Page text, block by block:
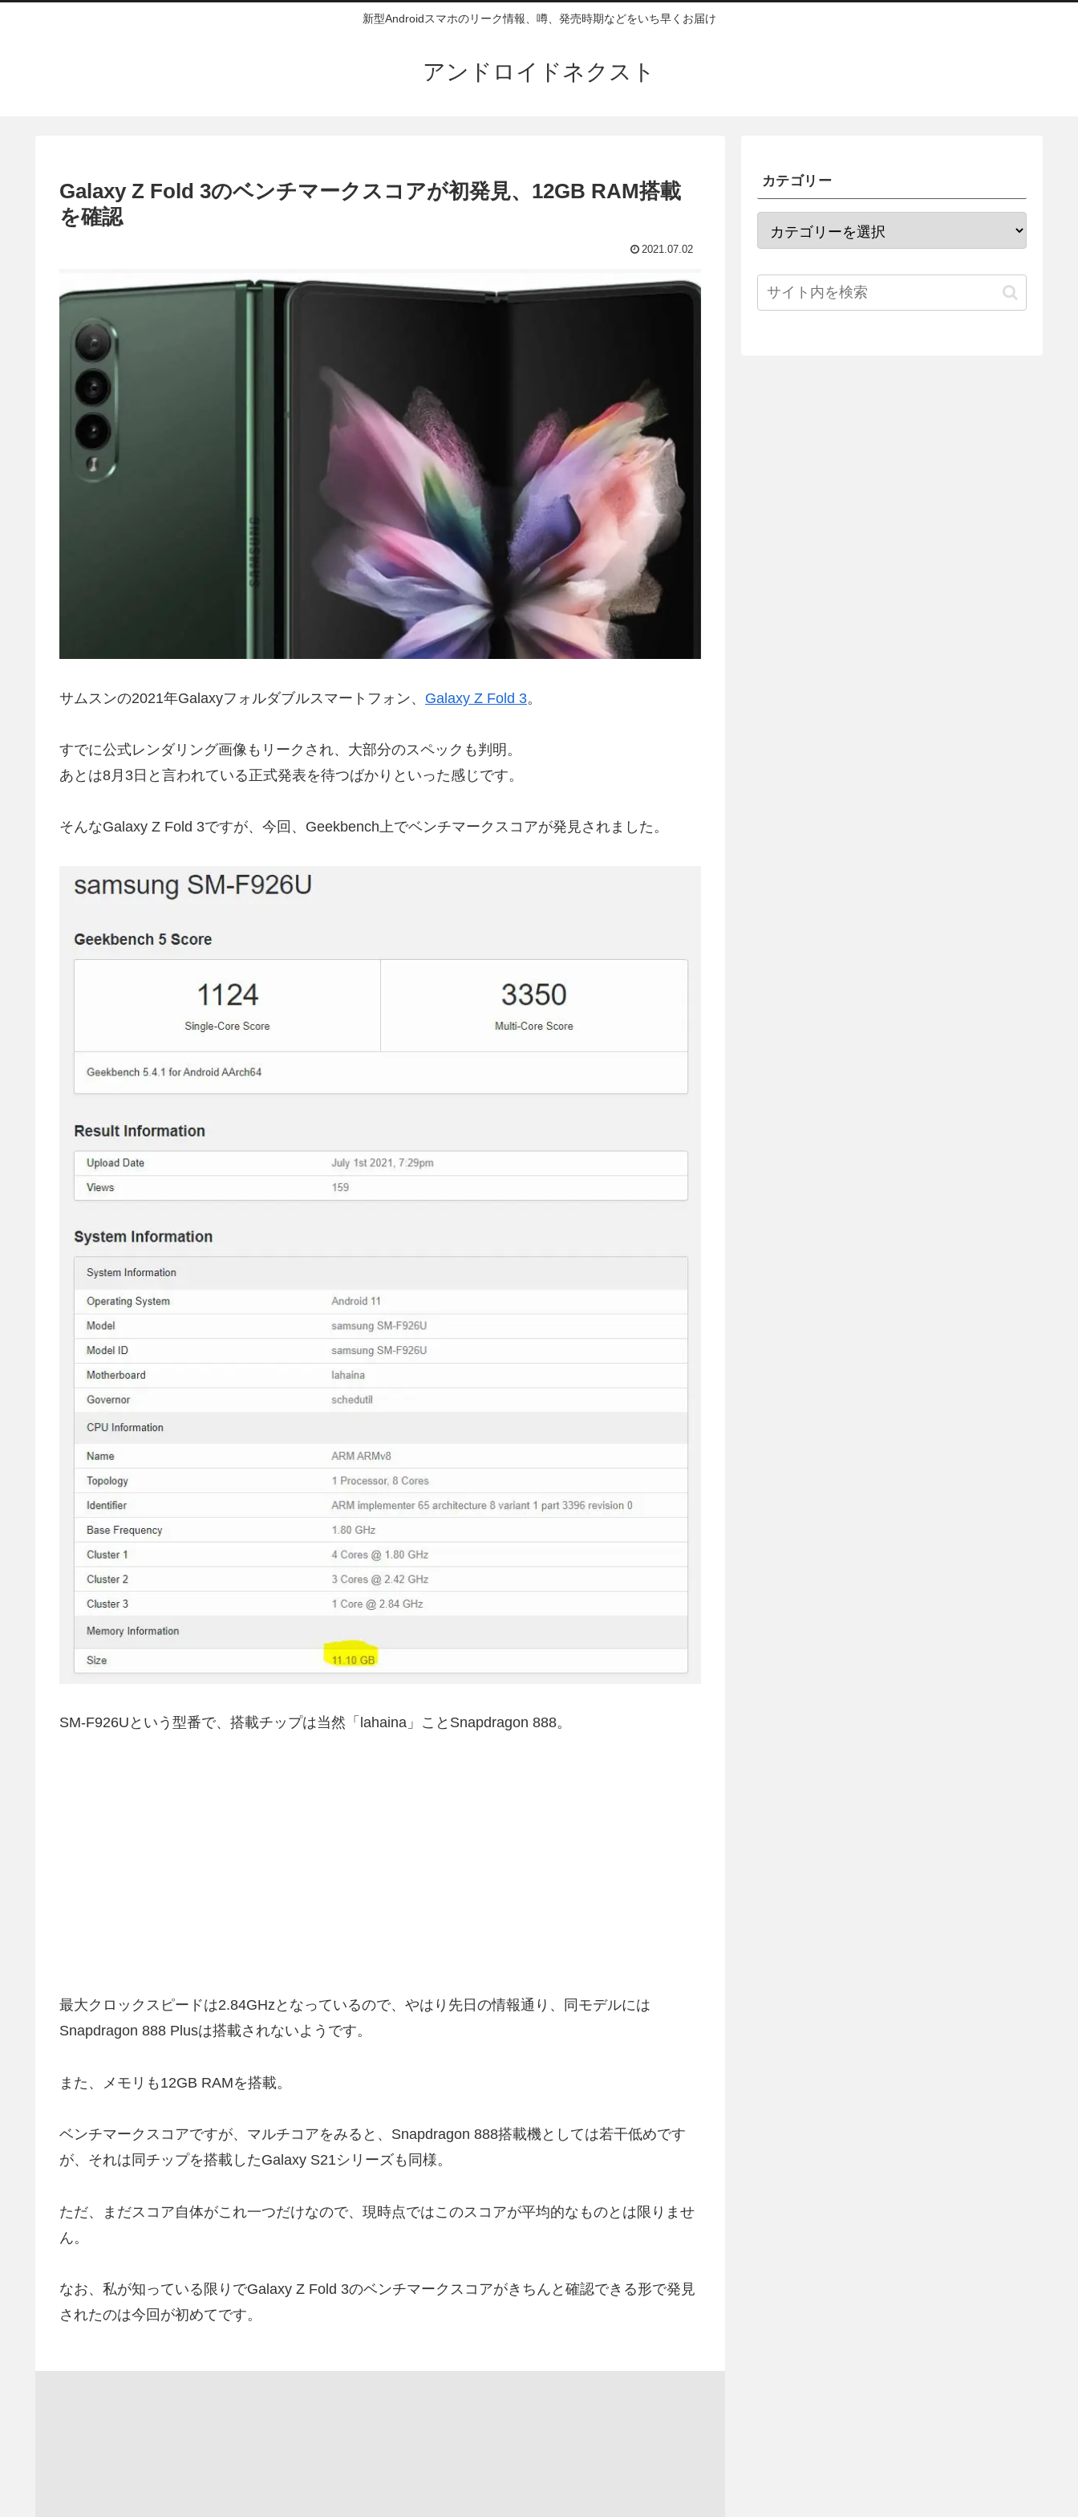
新型Androidスマホのリーク情報、噂、発売時期などをいち早くお届け
アンドロイドネクスト
Galaxy Z Fold 3のベンチマークスコアが初発見、12GB RAM搭載
を確認
2021.07.02
サムスンの2021年Galaxyフォルダブルスマートフォン、 Galaxy Z Fold 3。
すでに公式レンダリング画像もリークされ、大部分のスペックも判明。
あとは8月3日と言われている正式発表を待つばかりといった感じです。
そんなGalaxy Z Fold 3ですが、今回、Geekbench上でベンチマークスコアが発見されました。
SM-F926Uという型番で、搭載チップは当然「lahaina」ことSnapdragon 888。
最大クロックスピードは2.84GHzとなっているので、やはり先日の情報通り、同モデルには
Snapdragon 888 Plusは搭載されないようです。
また、メモリも12GB RAMを搭載。
ベンチマークスコアですが、マルチコアをみると、Snapdragon 888搭載機としては若干低めです
が、それは同チップを搭載したGalaxy S21シリーズも同様。
ただ、まだスコア自体がこれ一つだけなので、現時点ではこのスコアが平均的なものとは限りませ
ん。
なお、私が知っている限りでGalaxy Z Fold 3のベンチマークスコアがきちんと確認できる形で発見
されたのは今回が初めてです。
カテゴリー